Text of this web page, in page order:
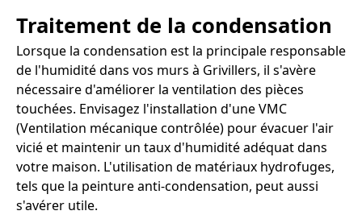
Traitement de la condensation
Lorsque la condensation est la principale responsable
de l'humidité dans vos murs à Grivillers, il s'avère
nécessaire d'améliorer la ventilation des pièces
touchées. Envisagez l'installation d'une VMC
(Ventilation mécanique contrôlée) pour évacuer l'air
vicié et maintenir un taux d'humidité adéquat dans
votre maison. L'utilisation de matériaux hydrofuges,
tels que la peinture anti-condensation, peut aussi
s'avérer utile.